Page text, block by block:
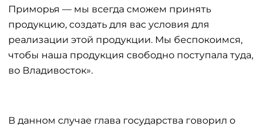
Приморья — мы всегда сможем принять
продукцию, создать для вас условия для
реализации этой продукции. Мы беспокоимся,
чтобы наша продукция свободно поступала туда,
во Владивосток».
В данном случае глава государства говорил о